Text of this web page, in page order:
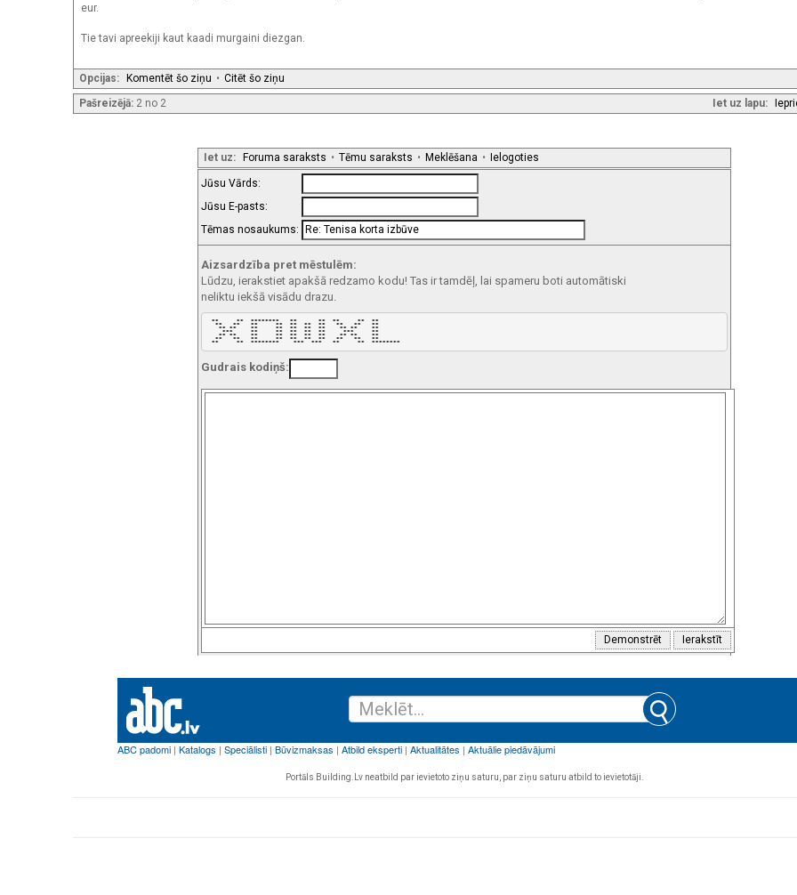
eur.
Tie tavi apreekiji kaut kaadi murgaini diezgan.
Opcijas: Komentēt šo ziņu • Citēt šo ziņu
Iet uz lapu:
Pašreizējā: 2 no 2
Iet uz: Foruma saraksts • Tēmu saraksts • Meklēšana • Ielogoties
Jūsu Vārds:
Jūsu E-pasts:
Tēmas nosaukums:
Aizsardzība pret mēstulēm:
Lūdzu, ierakstiet apakšā redzamo kodu! Tas ir tamdēļ, lai spameru boti automātiski
neliktu iekšā visādu drazu.
**     **  ********   **      **  **     **  **
  **   **   **     **  **  **  **   **   **   **
   ** **    **     **  **  **  **    ** **    **
    ***     **     **  **  **  **     ***     **
   ** **    **     **  **  **  **    ** **    **
  **   **   **     **  **  **  **   **   **   **
**     **  ********    ***  ***   **     **  ********
Gudrais kodiņš:
Portāls Building.Lv neatbild par ievietoto ziņu saturu, par ziņu saturu atbild to ievietotāji.